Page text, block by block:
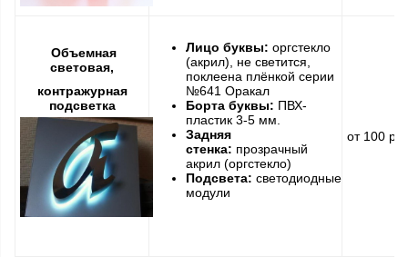
Объемная
световая,
контражурная
подсветка
Лицо буквы: оргстекло
(акрил), не светится,
поклеена плёнкой серии
№641 Оракал
Борта буквы: ПВХ-
пластик 3-5 мм.
Задняя
стенка: прозрачный
акрил (оргстекло)
Подсвета: светодиодные
модули
от 100